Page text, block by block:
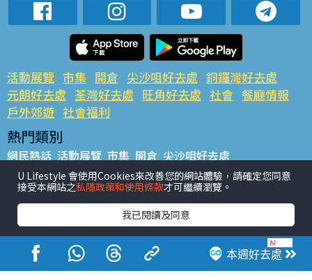
本週好去處
活動展覽 市集 開倉 尖沙咀好去處 銅鑼灣好去處
元朗好去處 荃灣好去處 旺角好去處 社會 餐廳情報
戶外郊遊 社會福利
熱門類別
網民熱話 活動展覽 市集 開倉 尖沙咀好去處
銅鑼灣好去處 元朗好去處 荃灣好去處 旺角好去處 社會
餐廳情報 戶外郊遊
熱門標籤
#UGO搵好去處 #人氣活動推介 #美食社群熱話
#親子玩樂好去處
#ULifestyle應用程式
#限時搶
#UJetso禮物放送
#ULifestyle商戶中心 #著數 #網絡熱話
U Lifestyle 會使用Cookies來改善您的網站體驗，請確定您同意
接受本網站之私隱政策和使用條款才可繼續瀏覽。
我已閱讀及同意